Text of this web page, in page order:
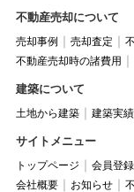
不動産売却について
売却事例 売却査定
不動産売却時の諸費用
建築について
土地から建築 建築実績
サイトメニュー
トップページ 会員登録
会社概要
お知らせ